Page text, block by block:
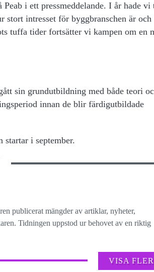
i ett pressmeddelande. I år hade
intresset för byggbranschen är
tuffa tider fortsätter vi kampen om en
sin grundutbildning med både teori
innan de blir färdigutbildade
i september.
publicerat mängder av artiklar, nyheter,
Tidningen uppstod ur behovet av en riktig
VISA FLER